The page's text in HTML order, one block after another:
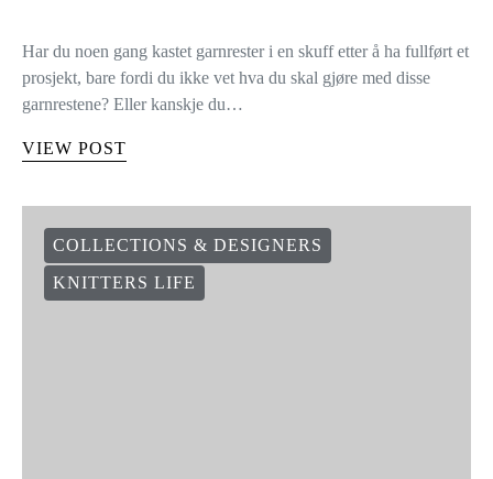
Har du noen gang kastet garnrester i en skuff etter å ha fullført et
prosjekt, bare fordi du ikke vet hva du skal gjøre med disse
garnrestene? Eller kanskje du…
VIEW POST
COLLECTIONS & DESIGNERS
KNITTERS LIFE